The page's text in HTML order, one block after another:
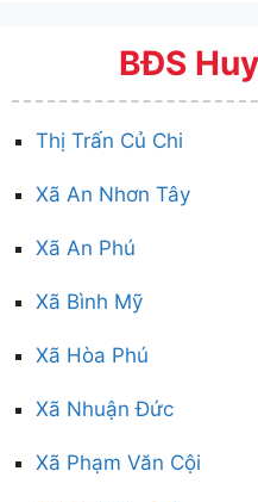
BĐS
Thị Trấn Củ Chi
Xã An Nhơn Tây
Xã An Phú
Xã Bình Mỹ
Xã Hòa Phú
Xã Nhuận Đức
Xã Phạm Văn Cội